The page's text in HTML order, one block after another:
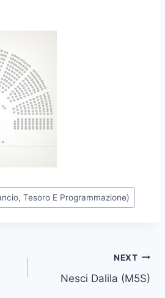
Tesoro E Programmazione)
NEXT
Nesci Dalila (M5S)